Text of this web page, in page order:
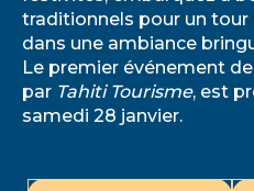
traditionnels pour un tour
dans une ambiance
Le premier événement
par Tahiti Tourisme, est
samedi 28 janvier.